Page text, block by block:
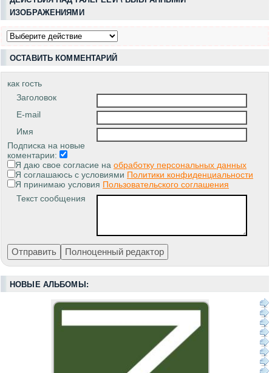
ИЗОБРАЖЕНИЯМИ
ОСТАВИТЬ КОММЕНТАРИЙ
как гость
Заголовок
E-mail
Имя
Подписка на новые
коментарии:
Я даю свое согласие на обработку персональных данных
Я соглашаюсь с условиями Политики конфиденциальности
Я принимаю условия Пользовательского соглашения
Текст сообщения
НОВЫЕ АЛЬБОМЫ: